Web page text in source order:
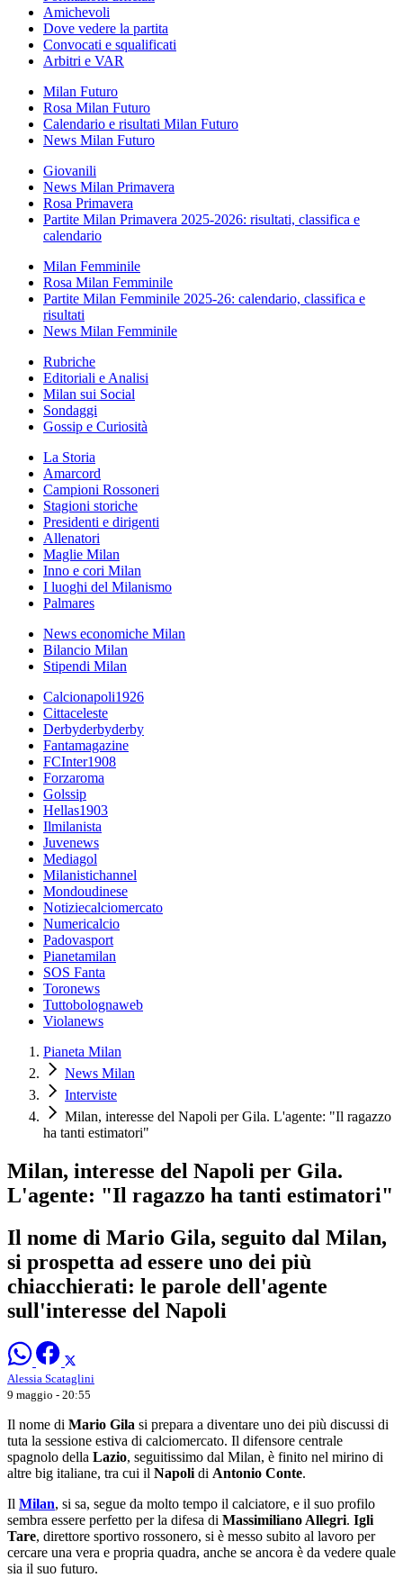
Amichevoli
Dove vedere la partita
Convocati e squalificati
Arbitri e VAR
Milan Futuro
Rosa Milan Futuro
Calendario e risultati Milan Futuro
News Milan Futuro
Giovanili
News Milan Primavera
Rosa Primavera
Partite Milan Primavera 2025-2026: risultati, classifica e
calendario
Milan Femminile
Rosa Milan Femminile
Partite Milan Femminile 2025-26: calendario, classifica e
risultati
News Milan Femminile
Rubriche
Editoriali e Analisi
Milan sui Social
Sondaggi
Gossip e Curiosità
La Storia
Amarcord
Campioni Rossoneri
Stagioni storiche
Presidenti e dirigenti
Allenatori
Maglie Milan
Inno e cori Milan
I luoghi del Milanismo
Palmares
News economiche Milan
Bilancio Milan
Stipendi Milan
Calcionapoli1926
Cittaceleste
Derbyderbyderby
Fantamagazine
FCInter1908
Forzaroma
Golssip
Hellas1903
Ilmilanista
Juvenews
Mediagol
Milanistichannel
Mondoudinese
Notiziecalciomercato
Numericalcio
Padovasport
Pianetamilan
SOS Fanta
Toronews
Tuttobolognaweb
Violanews
Pianeta Milan
News Milan
Interviste
Milan, interesse del Napoli per Gila. L'agente: "Il ragazzo
ha tanti estimatori"
Milan, interesse del Napoli per Gila.
L'agente: "Il ragazzo ha tanti estimatori"
Il nome di Mario Gila, seguito dal Milan,
si prospetta ad essere uno dei più
chiacchierati: le parole dell'agente
sull'interesse del Napoli
Alessia Scataglini
9 maggio - 20:55
Il nome di Mario Gila si prepara a diventare uno dei più discussi di
tuta la sessione estiva di calciomercato. Il difensore centrale
spagnolo della Lazio, seguitissimo dal Milan, è finito nel mirino di
altre big italiane, tra cui il Napoli di Antonio Conte.
Il Milan, si sa, segue da molto tempo il calciatore, e il suo profilo
sembra essere perfetto per la difesa di Massimiliano Allegri. Igli
Tare, direttore sportivo rossonero, si è messo subito al lavoro per
cercare una vera e propria quadra, anche se ancora è da vedere quale
sia il suo futuro.